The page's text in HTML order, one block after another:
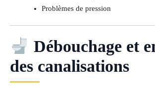
Problèmes de pression
Débouchage et
des canalisations